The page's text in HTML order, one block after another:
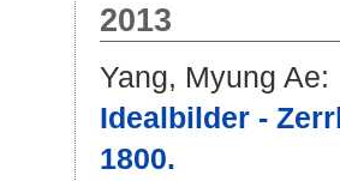
2013
Yang, Myung Ae:
Idealbilder -
1800.